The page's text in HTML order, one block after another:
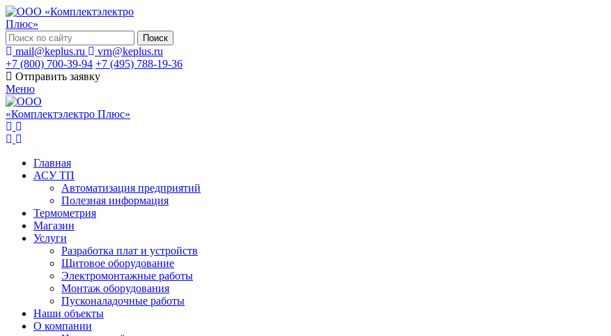
Поиск
mail@keplus.ru
vrn@keplus.ru
+7 (800) 700-39-94 +7 (495) 788-19-36
Отправить заявку
Меню
Главная
АСУ ТП
Автоматизация предприятий
Полезная информация
Термометрия
Магазин
Услуги
Разработка плат и устройств
Щитовое оборудование
Электромонтажные работы
Монтаж оборудования
Пусконаладочные работы
Наши объекты
О компании